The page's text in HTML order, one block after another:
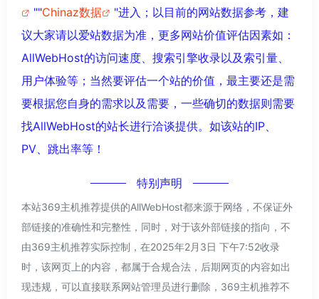
""Chinaz数据
"进入；以目前的网站数据参考，建
议大家请以爱站数据为准，更多网站价值评估因素如：
AllWebHost的访问速度、搜索引擎收录以及索引量、
用户体验等；当然要评估一个站的价值，最主要还是需
要根据您自身的需求以及需要，一些确切的数据则需要
找AllWebHost的站长进行洽谈提供。如该站的IP、
PV、跳出率等！
特别声明
本站369主机推荐提供的AllWebHost都来源于网络，不保证外
部链接的准确性和完整性，同时，对于该外部链接的指向，不
由369主机推荐实际控制，在2025年2月3日 下午7:52收录
时，该网页上的内容，都属于合规合法，后期网页的内容如出
现违规，可以直接联系网站管理员进行删除，369主机推荐不